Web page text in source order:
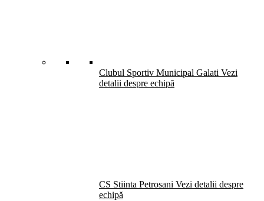
Clubul Sportiv Municipal Galati Vezi
detalii despre echipă
CS Stiinta Petrosani Vezi detalii despre
echipă